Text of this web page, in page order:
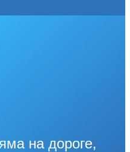
на дороге,